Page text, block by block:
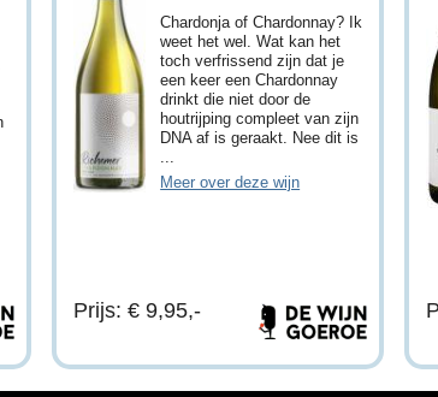
Chardonja of Chardonnay? Ik
weet het wel. Wat kan het
toch verfrissend zijn dat je
een keer een Chardonnay
drinkt die niet door de
houtrijping compleet van zijn
DNA af is geraakt. Nee dit is
...
Meer over deze wijn
Prijs: € 9,95,-